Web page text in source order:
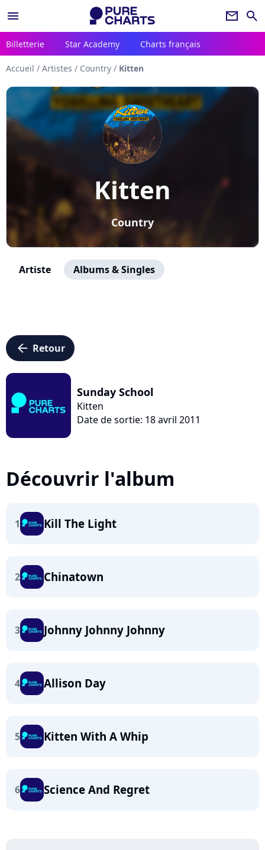
menu newsletter search
Billetterie Star Academy Charts français
Accueil / Artistes / Country / Kitten
Kitten
Country
Artiste Albums & Singles
arrow_left Retour
Sunday School
Kitten
Date de sortie: 18 avril 2011
Découvrir l'album
1 Kill The Light
2 Chinatown
3 Johnny Johnny Johnny
4 Allison Day
5 Kitten With A Whip
6 Science And Regret